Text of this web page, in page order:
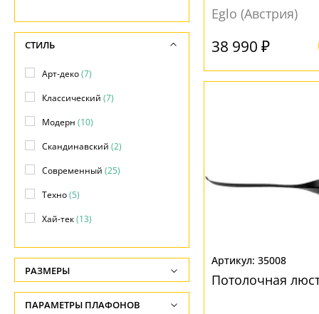
Eglo (Австрия)
38 990 ₽
35008
Потолочная
СТИЛЬ
Арт-деко(7)
Классический (7)
Модерн (10)
Скандинавский (2)
Современный (25)
Техно(5)
Хай-тек(13)
РАЗМЕРЫ
Высота, см
ПАРАМЕТРЫ ПЛАФОНОВ